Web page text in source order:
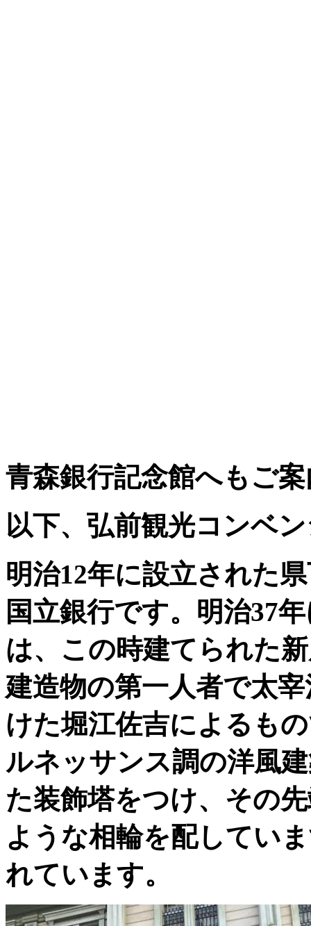
青森銀行記念館へもご
以下、弘前観光コンベ
明治12年に設立された
国立銀行です。明治37
は、この時建てられた
建造物の第一人者で太
けた堀江佐吉によるも
ルネッサンス調の洋風
た装飾塔をつけ、その
ような相輪を配してい
れています。